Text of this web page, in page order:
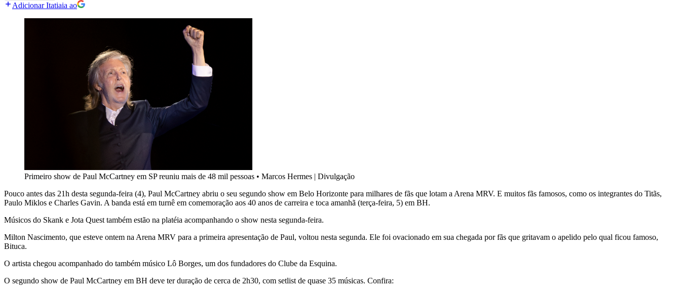
Adicionar Itatiaia ao
Primeiro show de Paul McCartney em SP reuniu mais de 48 mil pessoas • Marcos Hermes | Divulgação
Pouco antes das 21h desta segunda-feira (4), Paul McCartney abriu o seu segundo show em Belo Horizonte para milhares de fãs que lotam a Arena MRV. E muitos fãs famosos, como os integrantes do Titãs,
Paulo Miklos e Charles Gavin. A banda está em turnê em comemoração aos 40 anos de carreira e toca amanhã (terça-feira, 5) em BH.
Músicos do Skank e Jota Quest também estão na platéia acompanhando o show nesta segunda-feira.
Milton Nascimento, que esteve ontem na Arena MRV para a primeira apresentação de Paul, voltou nesta segunda. Ele foi ovacionado em sua chegada por fãs que gritavam o apelido pelo qual ficou famoso,
Bituca.
O artista chegou acompanhado do também músico Lô Borges, um dos fundadores do Clube da Esquina.
O segundo show de Paul McCartney em BH deve ter duração de cerca de 2h30, com setlist de quase 35 músicas. Confira: